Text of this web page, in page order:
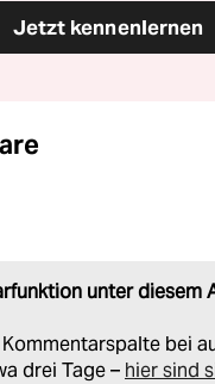
Jetzt kennenlernen
unter diesem
bei
drei Tage – hier sind